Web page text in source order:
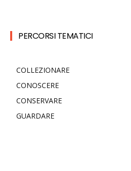
PERCORSI TEMATICI
COLLEZIONARE
CONOSCERE
CONSERVARE
GUARDARE